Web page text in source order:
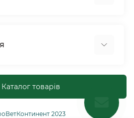
тварини та птахи
Каталог товарів
2023